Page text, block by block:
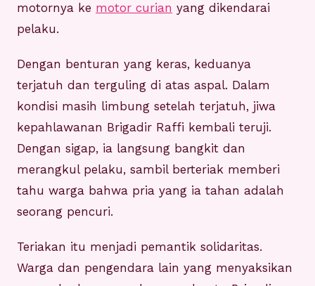
motornya ke motor curian yang dikendarai
pelaku.
Dengan benturan yang keras, keduanya
terjatuh dan terguling di atas aspal. Dalam
kondisi masih limbung setelah terjatuh, jiwa
kepahlawanan Brigadir Raffi kembali teruji.
Dengan sigap, ia langsung bangkit dan
merangkul pelaku, sambil berteriak memberi
tahu warga bahwa pria yang ia tahan adalah
seorang pencuri.
Teriakan itu menjadi pemantik solidaritas.
Warga dan pengendara lain yang menyaksikan